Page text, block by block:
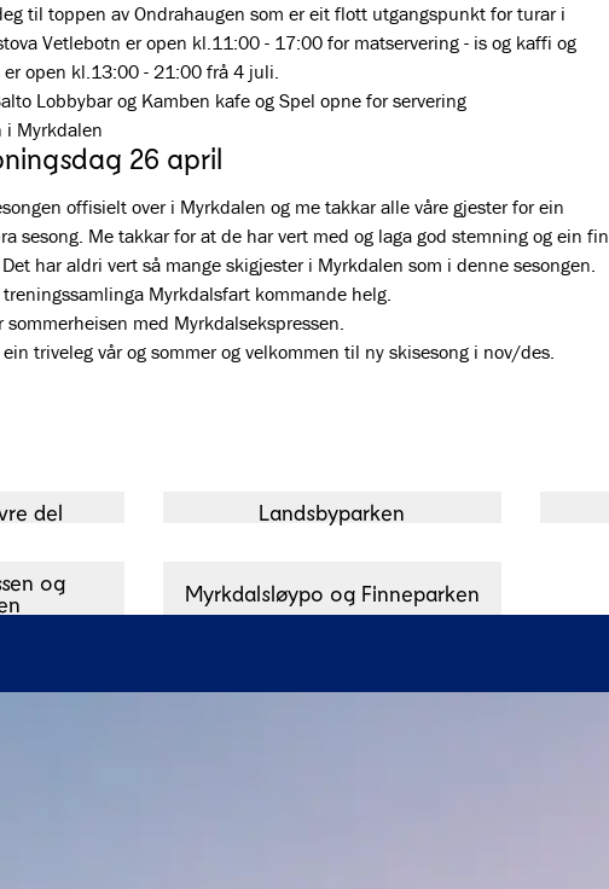
til toppen av Ondrahaugen som er eit flott utgangspunkt for turar i
Vetlebotn er open kl.11:00 - 17:00 for matservering - is og kaffi og
er open kl.13:00 - 21:00 frå 4 juli.
Lobbybar og Kamben kafe og Spel opne for servering
26 april
offisielt over i Myrkdalen og me takkar alle våre gjester for ein
sesong. Me takkar for at de har vert med og laga god stemning og ein fin
har aldri vert så mange skigjester i Myrkdalen som i denne sesongen.
Myrkdalsfart kommande helg.
med Myrkdalsekspressen.
triveleg vår og sommer og velkommen til ny skisesong i nov/des.
del Landsbyparken
og
Myrkdalsløypo og Finneparken